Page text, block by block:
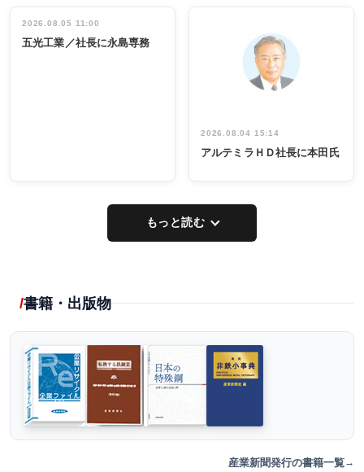
インタビュ
ー／社内ア
祝う 業界関
係者ら220人
出席
2026.08.05 11:00
五光工業／社長に永島専務
2026.08.04 15:14
アルテミラＨＤ社長に本田氏
もっと読む
書籍・出版物
産業新聞発行の書籍一覧